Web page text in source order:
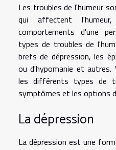
Les troubles de l'humeur
qui affectent
comportements d'une
types de troubles de
brefs de dépression, les
ou d'hypomanie et autres.
les différents types de
symptômes et les options
La dépression
La dépression est une